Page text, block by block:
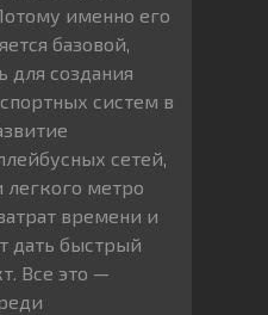
именно его
базовой,
создания
систем в
сетей,
легкого метро
времени и
дать быстрый
Все это —